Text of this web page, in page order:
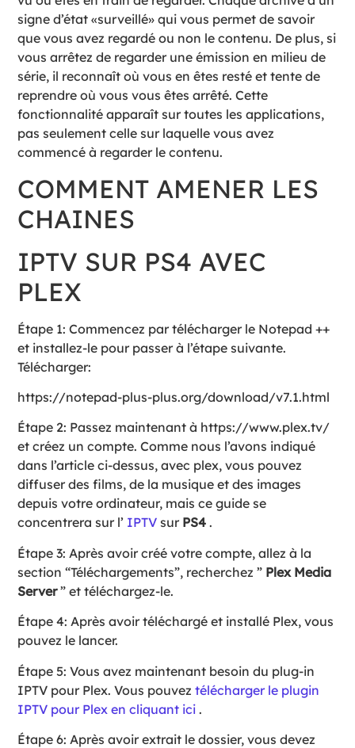
signe d’état «surveillé» qui vous permet de savoir
que vous avez regardé ou non le contenu. De plus, si
vous arrêtez de regarder une émission en milieu de
série, il reconnaît où vous en êtes resté et tente de
reprendre où vous vous êtes arrêté. Cette
fonctionnalité apparaît sur toutes les applications,
pas seulement celle sur laquelle vous avez
commencé à regarder le contenu.
COMMENT AMENER LES
CHAINES
IPTV SUR PS4 AVEC
PLEX
Étape 1: Commencez par télécharger le Notepad ++
et installez-le pour passer à l’étape suivante.
Télécharger:
https://notepad-plus-plus.org/download/v7.1.html
Étape 2: Passez maintenant à https://www.plex.tv/
et créez un compte. Comme nous l’avons indiqué
dans l’article ci-dessus, avec plex, vous pouvez
diffuser des films, de la musique et des images
depuis votre ordinateur, mais ce guide se
concentrera sur l’ IPTV sur PS4 .
Étape 3: Après avoir créé votre compte, allez à la
section “Téléchargements”, recherchez ” Plex Media
Server” et téléchargez-le.
Étape 4: Après avoir téléchargé et installé Plex, vous
pouvez le lancer.
Étape 5: Vous avez maintenant besoin du plug-in
IPTV pour Plex. Vous pouveztélécharger le plugin
IPTV pour Plex en cliquant ici .
Étape 6: Après avoir extrait le dossier, vous devez